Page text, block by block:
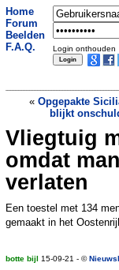
Home
Forum
Beelden
F.A.Q.
Login onthouden
« Opgepakte
blijkt
Vliegtuig
omdat
verlaten
Een toestel met 134
gemaakt in het
botte bijl 15-09-21 - ©